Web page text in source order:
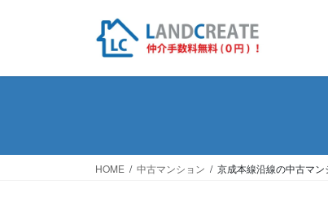
HOME 中古マンション 京成本線沿線の中古マン